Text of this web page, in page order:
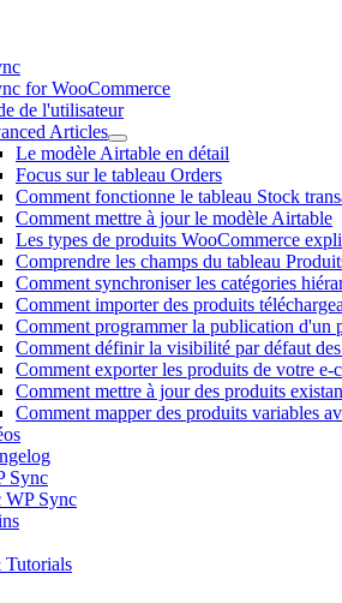
for WooCommerce
de l'utilisateur
Articles
Le modèle Airtable en détail
Focus sur le tableau Orders
Comment fonctionne le tableau Stock
Comment mettre à jour le modèle Airtable
Les types de produits WooCommerce
Comprendre les champs du tableau
Comment synchroniser les catégories
Comment importer des produits
Comment programmer la publication
Comment définir la visibilité par défaut
Comment exporter les produits de votre
Comment mettre à jour des produits
Comment mapper des produits variables
Sync
WP Sync
Tutorials